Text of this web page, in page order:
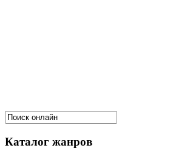
Каталог жанров